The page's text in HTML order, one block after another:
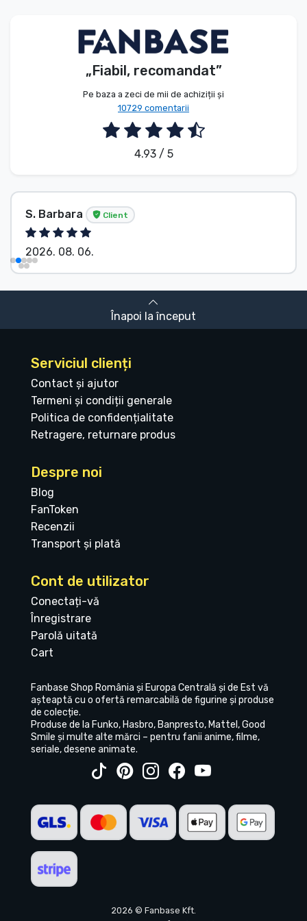
„Fiabil, recomandat”
Pe baza a zeci de mii de achiziții și
10729 comentarii
4.93 / 5
S. Barbara Client
2026. 08. 06.
Înapoi la început
Serviciul clienți
Contact și ajutor
Termeni și condiții generale
Politica de confidențialitate
Retragere, returnare produs
Despre noi
Blog
FanToken
Recenzii
Transport și plată
Cont de utilizator
Conectați-vă
Înregistrare
Parolă uitată
Cart
Fanbase Shop România și Europa Centrală și de Est vă
așteaptă cu o ofertă remarcabilă de figurine și produse
de colecție.
Produse de la Funko, Hasbro, Banpresto, Mattel, Good
Smile și multe alte mărci – pentru fanii anime, filme,
seriale, desene animate.
2026 © Fanbase Kft.